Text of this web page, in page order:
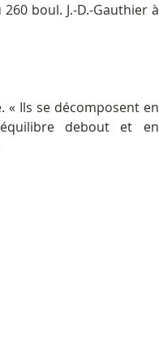
boul. J.-D.-Gauthier à
« Ils se décomposent en
debout et en